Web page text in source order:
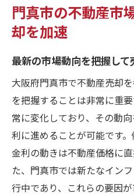
門真市の不動産市
却を加速
最新の市場動向を把握し
大阪府門真市で不動産売却
を把握することは非常に重
常に変化しており、その動
利に進めることが可能です
金利の動きは不動産価格に
た、門真市では新たなイン
行中であり、これらの要因